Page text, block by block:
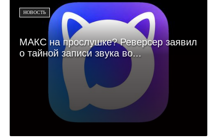
НОВОСТЬ
МАКС на прослушке? Реверсер заявил
о тайной записи звука во...